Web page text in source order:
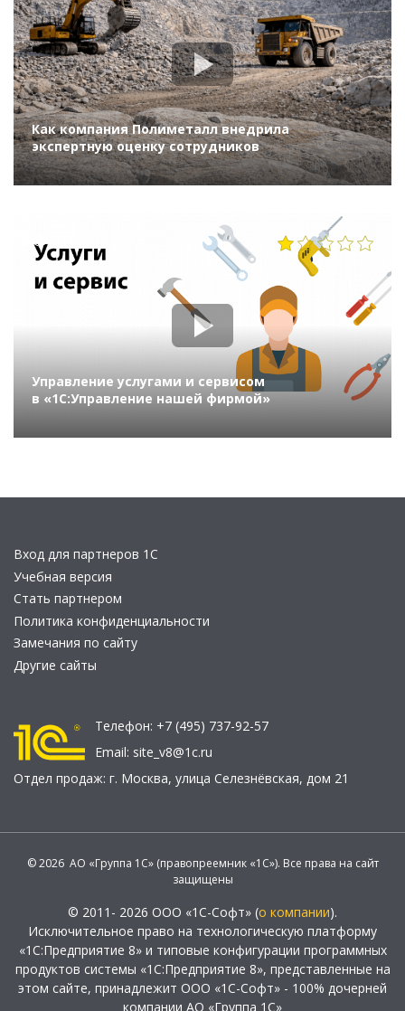
Как компания Полиметалл внедрила
экспертную оценку сотрудников
Управление услугами и сервисом
в «1С:Управление нашей фирмой»
Вход для партнеров 1С
Учебная версия
Стать партнером
Политика конфиденциальности
Замечания по сайту
Другие сайты
Телефон: +7 (495) 737-92-57
Email: site_v8@1c.ru
Отдел продаж: г. Москва, улица Селезнёвская, дом 21
© 2026 АО «Группа 1С» (правопреемник «1С»). Все права на сайт
защищены
© 2011- 2026 ООО «1С-Софт» (о компании).
Исключительное право на технологическую платформу
«1С:Предприятие 8» и типовые конфигурации программных
продуктов системы «1С:Предприятие 8», представленные на
этом сайте, принадлежит ООО «1С-Софт» - 100% дочерней
компании АО «Группа 1С»